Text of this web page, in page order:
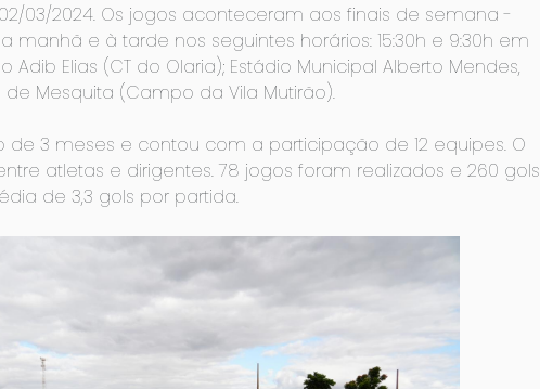
03/2024. Os jogos aconteceram aos finais de semana ­-
e à tarde nos seguintes horários: 15:30h e 9:30h em
Elias (CT do Olaria); Estádio Municipal Alberto Mendes,
Mesquita (Campo da Vila Mutirão).
3 meses e contou com a participação de 12 equipes. O
atletas e dirigentes. 78 jogos foram realizados e 260 gols
de 3,3 gols por partida.